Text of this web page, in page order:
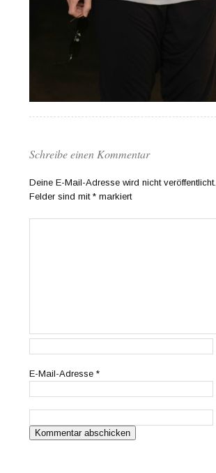
Schreibe einen Kommentar
Deine E-Mail-Adresse wird nicht veröffentlicht.
Felder sind mit* markiert
E-Mail-Adresse*